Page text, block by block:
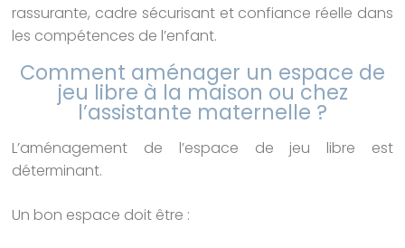
rassurante, cadre sécurisant et confiance réelle dans
les compétences de l’enfant.
Comment aménager un espace de
jeu libre à la maison ou chez
l’assistante maternelle ?
L’aménagement de l’espace de jeu libre est
déterminant.
Un bon espace doit être :